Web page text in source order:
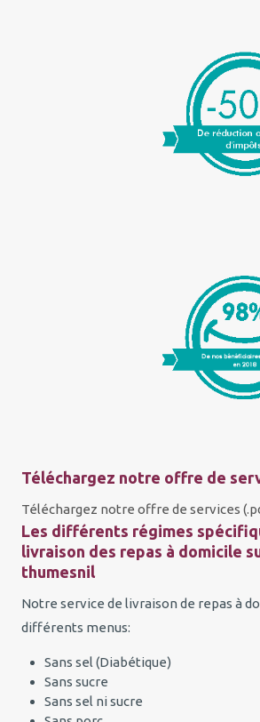
Téléchargez notre offre de
Téléchargez notre offre de services
Les différents régimes
livraison des repas à domicile
thumesnil
Notre service de livraison de repas à
différents menus:
Sans sel (Diabétique)
Sans sucre
Sans sel ni sucre